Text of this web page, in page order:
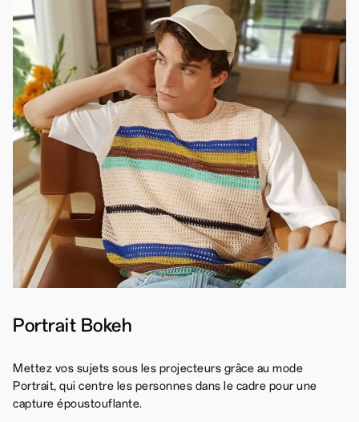
Portrait Bokeh
Mettez vos sujets sous les projecteurs grâce au mode
Portrait, qui centre les personnes dans le cadre pour une
capture époustouflante.